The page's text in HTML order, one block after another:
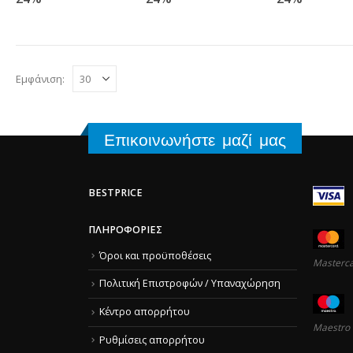
Εμφάνιση:
Επικοινωνήστε μαζί μας
BESTPRICE
ΠΛΗΡΟΦΟΡΊΕΣ
Όροι και προϋποθέσεις
Πολιτική Επιστροφών / Υπαναχώρηση
Κέντρο απορρήτου
Ρυθμίσεις απορρήτου
Maestro